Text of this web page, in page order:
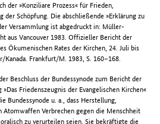
der »Konziliare Prozess« für Frieden,
der Schöpfung. Die abschließende »Erklärung zu
Versammlung ist abgedruckt in: Müller-
aus Vancouver 1983. Offizieller Bericht der
Ökumenischen Rates der Kirchen, 24. Juli bis
Kanada. Frankfurt/M. 1983, S. 160–168.
Beschluss der Bundessynode zum Bericht der
Friedenszeugnis der Evangelischen Kirchen«
Bundessynode u. a., dass Herstellung,
Atomwaffen Verbrechen gegen die Menschheit
zu verurteilen seien. Sie bekräftigte die